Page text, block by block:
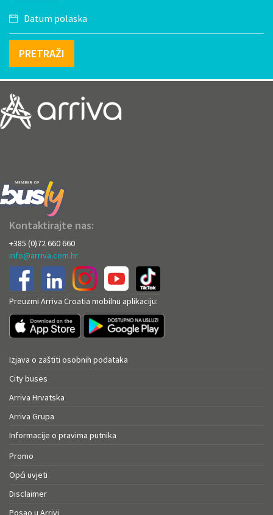
PRETRAŽI
Kontaktirajte nas:
+385 (0)72 660 660
info@arriva.com.hr
Preuzmi Arriva Croatia mobilnu aplikaciju:
Izjava o zaštiti osobnih podataka
City buses
Arriva Hrvatska
Arriva Grupa
Informacije o pravima putnika
Promo
Opći uvjeti
Disclaimer
Posao u Arrivi